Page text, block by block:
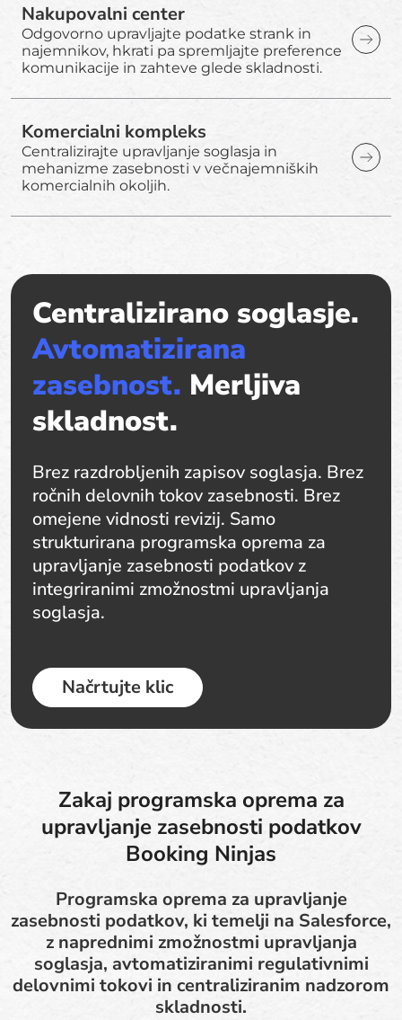
Nakupovalni center
Odgovorno upravljajte podatke strank in
najemnikov, hkrati pa spremljajte preference
komunikacije in zahteve glede skladnosti.
Komercialni kompleks
Centralizirajte upravljanje soglasja in
mehanizme zasebnosti v večnajemniških
komercialnih okoljih.
Centralizirano soglasje.
Avtomatizirana
zasebnost. Merljiva
skladnost.
Brez razdrobljenih zapisov soglasja. Brez
ročnih delovnih tokov zasebnosti. Brez
omejene vidnosti revizij. Samo
strukturirana programska oprema za
upravljanje zasebnosti podatkov z
integriranimi zmožnostmi upravljanja
soglasja.
Načrtujte klic
Zakaj programska oprema za
upravljanje zasebnosti podatkov
Booking Ninjas
Programska oprema za upravljanje
zasebnosti podatkov, ki temelji na Salesforce,
z naprednimi zmožnostmi upravljanja
soglasja, avtomatiziranimi regulativnimi
delovnimi tokovi in centraliziranim nadzorom
skladnosti.